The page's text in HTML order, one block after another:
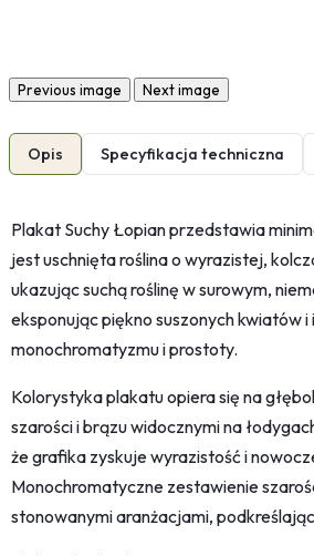
Previous image Next image
Opis Specyfikacja techniczna
Plakat Suchy Łopian przedstawia
jest uschnięta roślina o wyrazistej,
ukazując suchą roślinę w surowym,
eksponując piękno suszonych kwiatów
monochromatyzmu i prostoty.
Kolorystyka plakatu opiera się na
szarości i brązu widocznymi na
że grafika zyskuje wyrazistość i
Monochromatyczne zestawienie
stonowanymi aranżacjami,